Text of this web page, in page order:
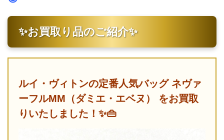
✨お買取り品のご紹介✨
ルイ・ヴィトンの定番人気バッグ ネヴァ
ーフルMM（ダミエ・エベヌ） をお買取
りいたしました！✨👜